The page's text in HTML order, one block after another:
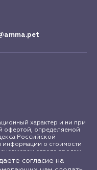
характер и ни при
офертой, определяемой
Российской
о стоимости
отдела продаж
amma.pet защищены в
законодательством
согласие на